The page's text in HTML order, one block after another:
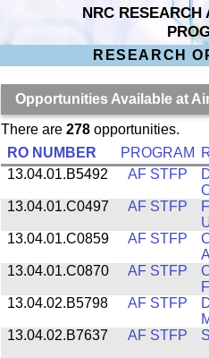
NRC RESEARCH
RESEARCH
Opportunities Available at
There are 278opportunities.
RO NUMBER
PROGRAM
13.04.01.B5492
AF STFP
13.04.01.C0497
AF STFP
13.04.01.C0859
AF STFP
13.04.01.C0870
AF STFP
13.04.02.B5798
AF STFP
13.04.02.B7637
AF STFP